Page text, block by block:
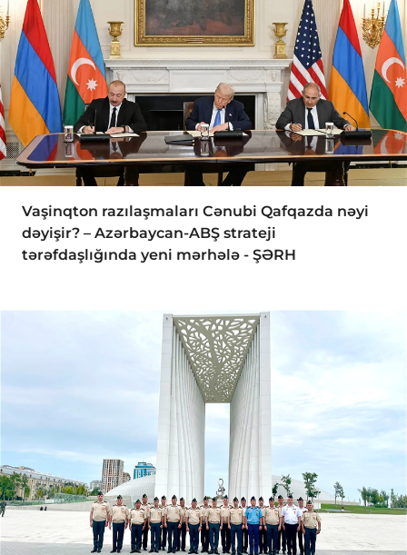
Vaşinqton razılaşmaları Cənubi Qafqazda nəyi
dəyişir? – Azərbaycan-ABŞ strateji
tərəfdaşlığında yeni mərhələ - ŞƏRH